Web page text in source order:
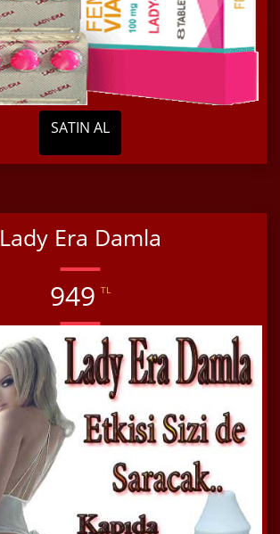
SATIN AL
Lady Era Damla
949 TL